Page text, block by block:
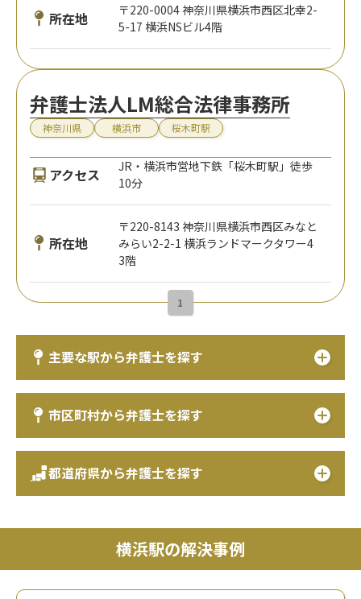
所在地
〒220-0004 神奈川県横浜市西区北幸2-
5-17 横浜NSビル4階
弁護士法人LM総合法律事務所
神奈川県 横浜市 桜木町駅
アクセス
JR・横浜市営地下鉄「桜木町駅」徒歩
10分
所在地
〒220-8143 神奈川県横浜市西区みなと
みらい2-2-1 横浜ランドマークタワー4
3階
1
主要な駅から弁護士を探す
市区町村から弁護士を探す
都道府県から弁護士を探す
横浜駅の解決事例